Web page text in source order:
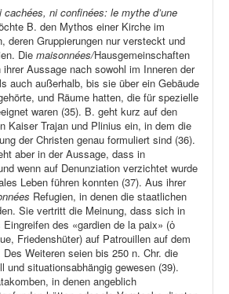
cachées, ni confinées: le mythe d’une
B. den Mythos einer Kirche im
deren Gruppierungen nur versteckt und
Die maisonnées/Hausgemeinschaften
Aussage nach sowohl im Inneren der
auch außerhalb, bis sie über ein Gebäude
und Räume hatten, die für spezielle
waren (35). B. geht kurz auf den
Kaiser Trajan und Plinius ein, in dem die
der Christen genau formuliert sind (36).
aber in der Aussage, dass in
wenn auf Denunziation verzichtet wurde
Leben führen konnten (37). Aus ihrer
Refugien, in denen die staatlichen
Sie vertritt die Meinung, dass sich in
des «gardien de la paix» (ὁ
Friedenshüter) auf Patrouillen auf dem
Des Weiteren seien bis 250 n. Chr. die
und situationsabhängig gewesen (39).
in denen angeblich